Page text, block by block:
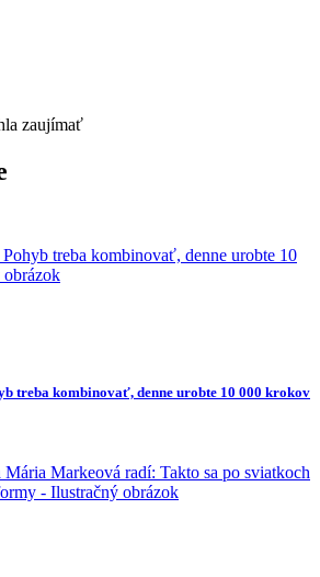
zaujímať
treba kombinovať, denne urobte 10 000 krokov